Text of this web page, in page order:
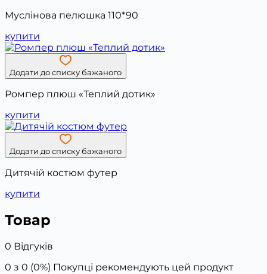
Муслінова пелюшка 110*90
купити
Додати до списку бажаного
Ромпер плюш «Теплий дотик»
купити
Додати до списку бажаного
Дитячій костюм футер
купити
Товар
0 Відгуків
0 з 0 (0%) Покупці рекомендують цей продукт